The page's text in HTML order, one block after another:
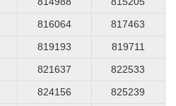
816064
817463
819193
819711
821637
822533
824156
825239